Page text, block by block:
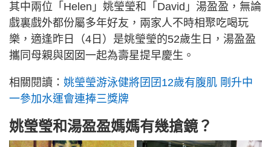
其中兩位「Helen」姚瑩瑩和「David」湯盈盈，無論
戲裏戲外都份屬多年好友，兩家人不時相聚吃喝玩
樂，適逢昨日（4日）是姚瑩瑩的52歲生日，湯盈盈
攜同母親與囡囡一起為壽星提早慶生。
相關閱讀： 姚瑩瑩游泳健將囝囝12歲有腹肌 剛升中
一參加水運會連捧三獎牌
姚瑩瑩和湯盈盈媽媽有幾搶鏡？